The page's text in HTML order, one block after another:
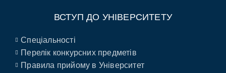
ВСТУП ДО УНІВЕРСИТЕТУ
Спеціальності
Перелік конкурсних предметів
Правила прийому в Університет